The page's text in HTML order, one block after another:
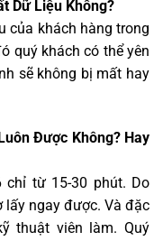
Dữ Liệu Không?
của khách hàng trong
quý khách có thể yên
sẽ không bị mất hay
Được Không? Hay
chỉ từ 15-30 phút. Do
lấy ngay được. Và đặc
thuật viên làm. Quý